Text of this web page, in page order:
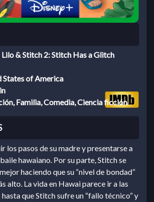
Lilo & Stitch 2: Stitch Has a Glitch
States of America
Familia, Comedia, Ciencia ficción
los pasos de su madre y presentarse a
hawaiano. Por su parte, Stitch se
haciendo que su “nivel de bondad”
alto. La vida en Hawai parece ir a las
que Stitch sufre un “fallo técnico” y